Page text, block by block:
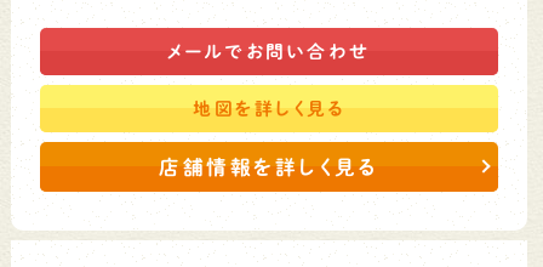
メールで お問い合わせ
地図を詳しく見る
店舗情報を詳しく見る